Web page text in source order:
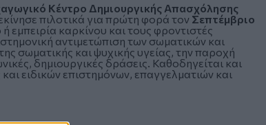
Κέντρο Δημιουργικής Απασχόλησης
πιλοτικά για πρώτη φορά τον Σεπτέμβριο
εμπειρία καρκίνου και τους φροντιστές
αντιμετώπιση των σωματικών και
σωματικής και ψυχικής υγείας, την παροχή
δημιουργικές δράσεις. Καθοδηγείται και
ειδικών επιστημόνων, επαγγελματιών και